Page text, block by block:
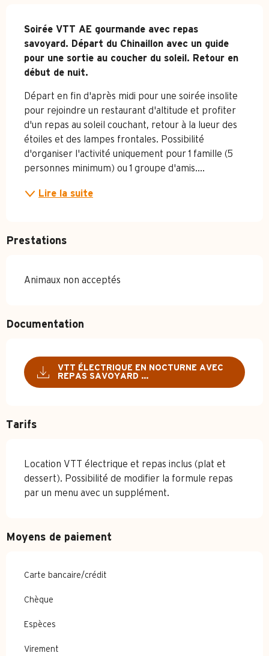
Description
Soirée VTT AE gourmande avec repas
savoyard. Départ du Chinaillon avec un guide
pour une sortie au coucher du soleil. Retour en
début de nuit.
Départ en fin d'après midi pour une soirée insolite
pour rejoindre un restaurant d'altitude et profiter
d'un repas au soleil couchant, retour à la lueur des
étoiles et des lampes frontales. Possibilité
d'organiser l'activité uniquement pour 1 famille (5
personnes minimum) ou 1 groupe d'amis....
Lire la suite
Prestations
Animaux non acceptés
Documentation
VTT ÉLECTRIQUE EN NOCTURNE AVEC
REPAS SAVOYARD ...
Tarifs
Location VTT électrique et repas inclus (plat et
dessert). Possibilité de modifier la formule repas
par un menu avec un supplément.
Moyens de paiement
Carte bancaire/crédit
Chèque
Espèces
Virement